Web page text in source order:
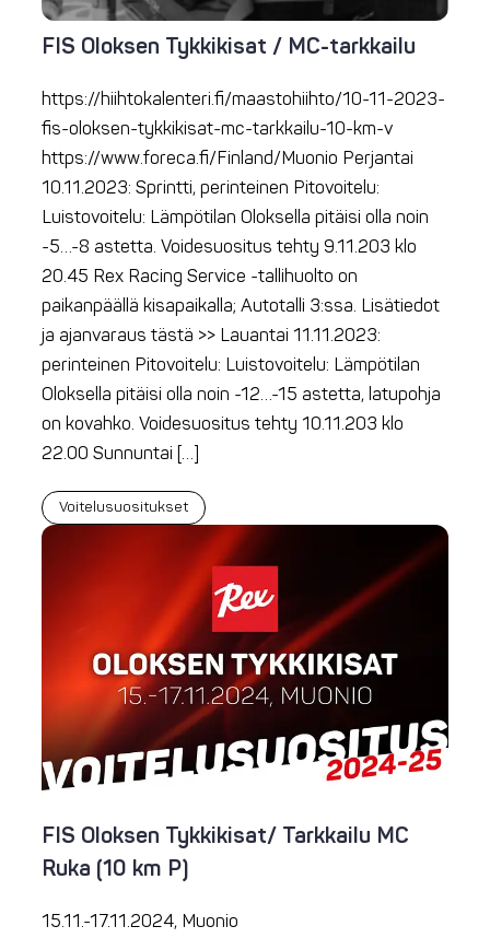
FIS Oloksen Tykkikisat / MC-tarkkailu
https://hiihtokalenteri.fi/maastohiihto/10-11-2023-
fis-oloksen-tykkikisat-mc-tarkkailu-10-km-v
https://www.foreca.fi/Finland/Muonio Perjantai
10.11.2023: Sprintti, perinteinen Pitovoitelu:
Luistovoitelu: Lämpötilan Oloksella pitäisi olla noin
-5…-8 astetta. Voidesuositus tehty 9.11.203 klo
20.45 Rex Racing Service -tallihuolto on
paikanpäällä kisapaikalla; Autotalli 3:ssa. Lisätiedot
ja ajanvaraus tästä >> Lauantai 11.11.2023:
perinteinen Pitovoitelu: Luistovoitelu: Lämpötilan
Oloksella pitäisi olla noin -12…-15 astetta, latupohja
on kovahko. Voidesuositus tehty 10.11.203 klo
22.00 Sunnuntai […]
Voitelusuositukset
FIS Oloksen Tykkikisat/ Tarkkailu MC
Ruka (10 km P)
15.11.-17.11.2024, Muonio